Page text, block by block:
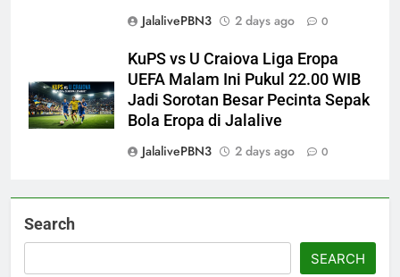
JalalivePBN3
2 days ago 0
KuPS vs U Craiova Liga Eropa
UEFA Malam Ini Pukul 22.00 WIB
Jadi Sorotan Besar Pecinta Sepak
Bola Eropa di Jalalive
JalalivePBN3
2 days ago 0
Search
SEARCH